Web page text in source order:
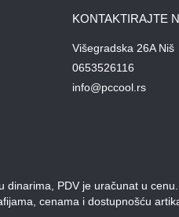
KONTAKTIRAJTE
Višegradska 26A Niš
0653526116
info@pccool.rs
dinarima, PDV je uračunat u
cenama i dostupnošću